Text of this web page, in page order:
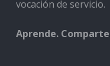
vocación de servicio.
Aprende.